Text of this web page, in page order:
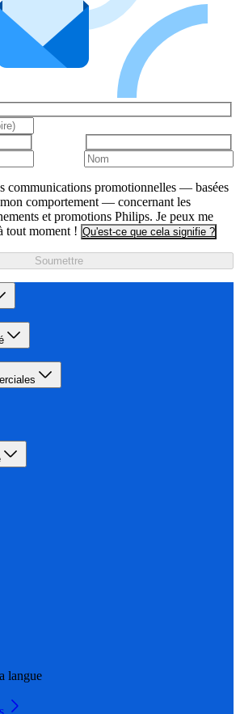
communications promotionnelles — basées
comportement — concernant les
et promotions Philips. Je peux me
tout moment ! Qu'est-ce que cela signifie ?
Soumettre
langue